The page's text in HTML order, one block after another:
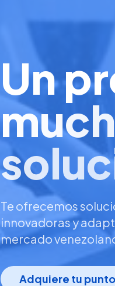
Un
Te ofrecemos
innovadoras y
mercado
Adquiere tu